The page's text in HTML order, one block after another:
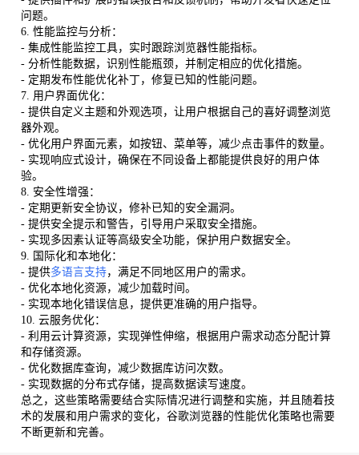
问题。
6. 性能监控与分析：
- 集成性能监控工具，实时跟踪浏览器性能指标。
- 分析性能数据，识别性能瓶颈，并制定相应的优化措施。
- 定期发布性能优化补丁，修复已知的性能问题。
7. 用户界面优化：
- 提供自定义主题和外观选项，让用户根据自己的喜好调整浏览
器外观。
- 优化用户界面元素，如按钮、菜单等，减少点击事件的数量。
- 实现响应式设计，确保在不同设备上都能提供良好的用户体
验。
8. 安全性增强：
- 定期更新安全协议，修补已知的安全漏洞。
- 提供安全提示和警告，引导用户采取安全措施。
- 实现多因素认证等高级安全功能，保护用户数据安全。
9. 国际化和本地化：
- 提供多语言支持，满足不同地区用户的需求。
- 优化本地化资源，减少加载时间。
- 实现本地化错误信息，提供更准确的用户指导。
10. 云服务优化：
- 利用云计算资源，实现弹性伸缩，根据用户需求动态分配计算
和存储资源。
- 优化数据库查询，减少数据库访问次数。
- 实现数据的分布式存储，提高数据读写速度。
总之，这些策略需要结合实际情况进行调整和实施，并且随着技
术的发展和用户需求的变化，谷歌浏览器的性能优化策略也需要
不断更新和完善。